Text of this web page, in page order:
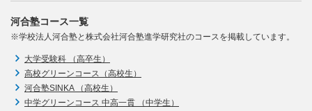
河合塾コース一覧
※学校法人河合塾と株式会社河合塾進学研究社のコースを掲載しています。
大学受験科 （高卒生）
高校グリーンコース（高校生）
河合塾SINKA （高校生）
中学グリーンコース 中高一貫 （中学生）